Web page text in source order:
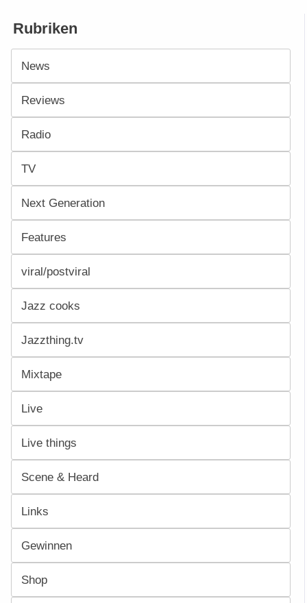
Rubriken
News
Reviews
Radio
TV
Next Generation
Features
viral/postviral
Jazz cooks
Jazzthing.tv
Mixtape
Live
Live things
Scene & Heard
Links
Gewinnen
Shop